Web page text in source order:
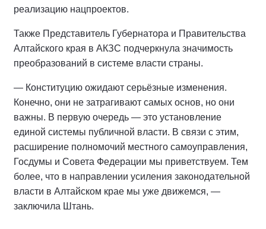
реализацию нацпроектов.
Также Представитель Губернатора и Правительства
Алтайского края в АКЗС подчеркнула значимость
преобразований в системе власти страны.
— Конституцию ожидают серьёзные изменения.
Конечно, они не затрагивают самых основ, но они
важны. В первую очередь — это установление
единой системы публичной власти. В связи с этим,
расширение полномочий местного самоуправления,
Госдумы и Совета Федерации мы приветствуем. Тем
более, что в направлении усиления законодательной
власти в Алтайском крае мы уже движемся, —
заключила Штань.